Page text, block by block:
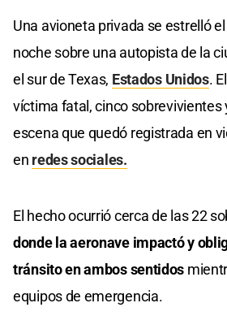
Una avioneta privada se estrelló
noche sobre una autopista de la
el sur de Texas, Estados Unidos.
víctima fatal, cinco sobrevivientes
escena que quedó registrada en
en redes sociales.
El hecho ocurrió cerca de las 22
donde la aeronave impactó y
tránsito en ambos sentidos
equipos de emergencia.